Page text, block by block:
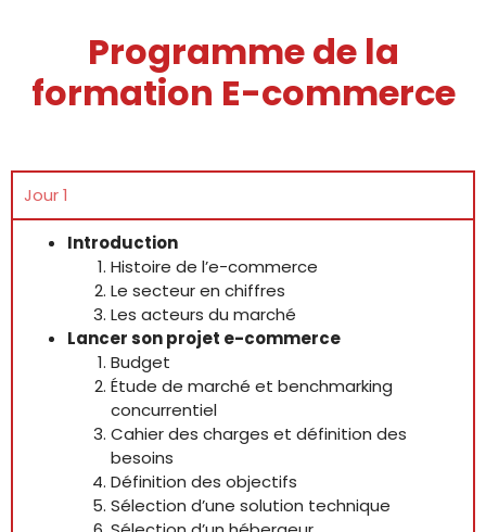
Programme de la
formation E-commerce
Jour 1
Introduction
Histoire de l’e-commerce
Le secteur en chiffres
Les acteurs du marché
Lancer son projet e-commerce
Budget
Étude de marché et benchmarking
concurrentiel
Cahier des charges et définition des
besoins
Définition des objectifs
Sélection d’une solution technique